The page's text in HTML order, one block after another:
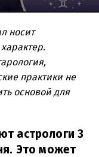
носит
практики не
основой для
астрологи 3
Это может